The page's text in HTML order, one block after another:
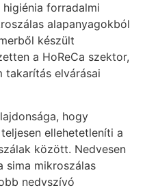
forradalmi
alapanyagokból
készült
a HoReCa szektor,
takarítás elvárásai
hogy
ellehetetleníti a
között. Nedvesen
sima mikroszálas
nedvszívó